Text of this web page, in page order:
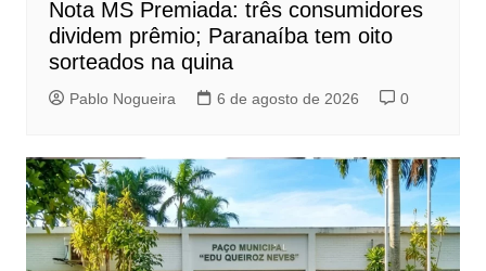
Nota MS Premiada: três consumidores
dividem prêmio; Paranaíba tem oito
sorteados na quina
Pablo Nogueira 6 de agosto de 2026 0